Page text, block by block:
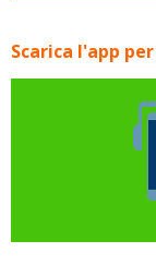
Scarica l'app